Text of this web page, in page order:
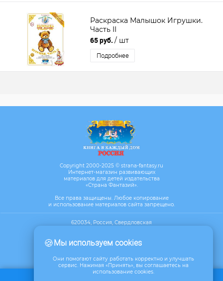
Раскраска Малышок Игрушки.
Часть II
65 руб. / шт
Подробнее
Copyright 2000-2025 © strana-fantasy.ru
Интернет-магазин развивающих
материалов для детей издательства
«Страна Фантазий».
Все права защищены. Любое копирование
и использование материалов сайта запрещено.
620034, Россия, Свердловская
Посмотреть на карте
🍪Мы используем cookies
Они помогают сайту работать корректно и улучшать
сервис. Нажимая «Принять», вы соглашаетесь на
использование cookies.